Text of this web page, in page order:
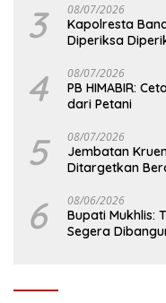
3 08/07/2026
Kapolresta
Diperiksa
4 08/07/2026
PB HIMABIR:
dari Petani
5 08/07/2026
Jembatan
Ditargetkan
6 08/06/2026
Bupati Mukhlis:
Segera